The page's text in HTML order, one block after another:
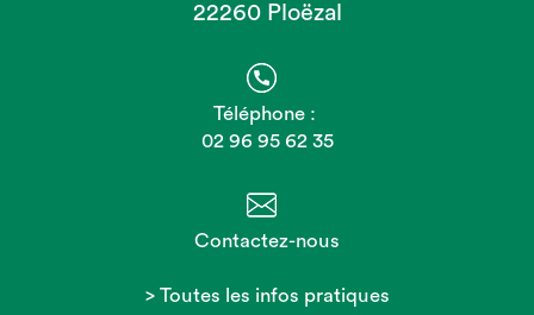
22260 Ploëzal
Téléphone :
02 96 95 62 35
Contactez-nous
> Toutes les infos pratiques